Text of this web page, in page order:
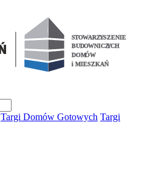
Targi Domów Gotowych Targi